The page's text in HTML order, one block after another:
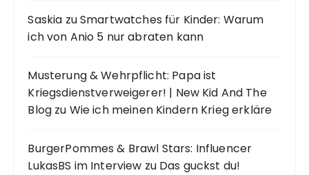
Saskia zuSmartwatches für Kinder: Warum
ich von Anio 5 nur abraten kann
Musterung & Wehrpflicht: Papa ist
Kriegsdienstverweigerer! | New Kid And The
Blog zu Wie ich meinen Kindern Krieg erkläre
BurgerPommes & Brawl Stars: Influencer
LukasBS im Interview zu Das guckst du!